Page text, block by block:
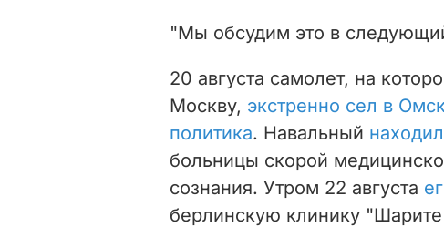
"Мы обсудим это в
20 августа самолет, на
Москву, экстренно сел в
политика. Навальный
больницы скорой
сознания. Утром 22 августа
берлинскую клинику